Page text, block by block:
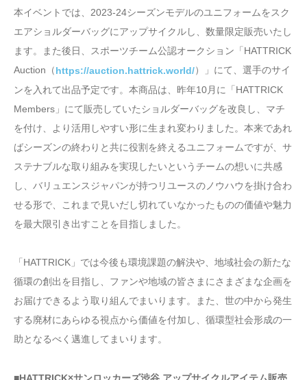
本イベントでは、2023-24シーズンモデルのユニフォームをスク
エアショルダーバッグにアップサイクルし、数量限定販売いたし
ます。また後日、スポーツチーム公認オークション「HATTRICK
Auction（https://auction.hattrick.world/）」にて、選手のサイ
ンを入れて出品予定です。本商品は、昨年10月に「HATTRICK
Members」にて販売していたショルダーバッグを改良し、マチ
を付け、より活用しやすい形に生まれ変わりました。本来であれ
ばシーズンの終わりと共に役割を終えるユニフォームですが、サ
ステナブルな取り組みを実現したいというチームの想いに共感
し、バリュエンスジャパンが持つリユースのノウハウを掛け合わ
せる形で、これまで見いだし切れていなかったものの価値や魅力
を最大限引き出すことを目指しました。
「HATTRICK」では今後も環境課題の解決や、地域社会の新たな
循環の創出を目指し、ファンや地域の皆さまにさまざまな企画を
お届けできるよう取り組んでまいります。また、世の中から発生
する廃材にあらゆる視点から価値を付加し、循環型社会形成の一
助となるべく邁進してまいります。